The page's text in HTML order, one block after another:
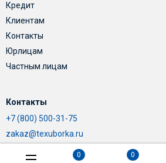
Кредит
Клиентам
Контакты
Юрлицам
Частным лицам
Контакты
+7 (800) 500-31-75
zakaz@texuborka.ru
0 0